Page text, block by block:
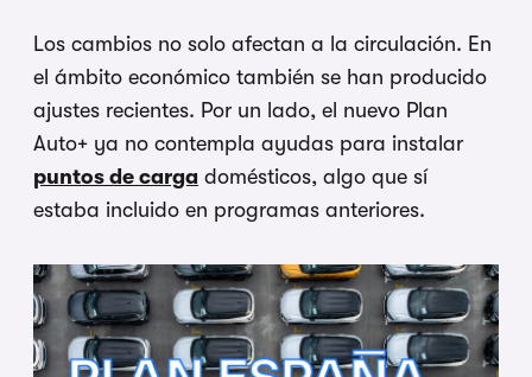
Los cambios no solo afectan a la circulación. En
el ámbito económico también se han producido
ajustes recientes. Por un lado, el nuevo Plan
Auto+ ya no contempla ayudas para instalar
puntos de carga domésticos, algo que sí
estaba incluido en programas anteriores.